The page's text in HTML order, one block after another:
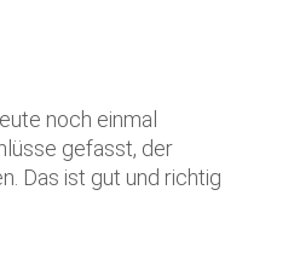
noch einmal
gefasst, der
Das ist gut und richtig